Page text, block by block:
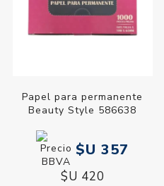
Papel para permanente
Beauty Style 586638
$U 357
$U 420